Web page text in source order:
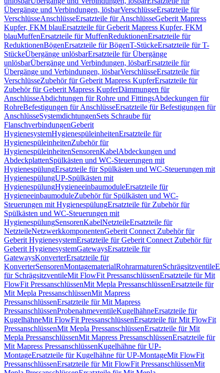
Übergänge und Verbindungen, lösbarVerschlüsseErsatzteile für
VerschlüsseAnschlüsseErsatzteile für AnschlüsseGeberit Mapress
Kupfer, FKM blauErsatzteile für Geberit Mapress Kupfer, FKM
blauMuffenErsatzteile für MuffenReduktionenErsatzteile für
ReduktionenBögenErsatzteile für BögenT-StückeErsatzteile für T-
StückeÜbergänge unlösbarErsatzteile für Übergänge
unlösbarÜbergänge und Verbindungen, lösbarErsatzteile für
Übergänge und Verbindungen, lösbarVerschlüsseErsatzteile für
VerschlüsseZubehör für Geberit Mapress KupferErsatzteile für
Zubehör für Geberit Mapress KupferDämmungen für
AnschlüsseAbdichtungen für Rohre und FittingsAbdeckungen für
RohreBefestigungen für AnschlüsseErsatzteile für Befestigungen für
AnschlüsseSystemdichtungenSets Schraube für
FlanschverbindungenGeberit
HygienesystemHygienespüleinheitenErsatzteile für
HygienespüleinheitenZubehör für
HygienespüleinheitenSensorenKabelAbdeckungen und
AbdeckplattenSpülkästen und WC-Steuerungen mit
HygienespülungErsatzteile für Spülkästen und WC-Steuerungen mit
HygienespülungUP-Spülkästen mit
HygienespülungHygieneeinbaumoduleErsatzteile für
HygieneeinbaumoduleZubehör für Spülkästen und WC-
Steuerungen mit HygienespülungErsatzteile für Zubehör für
Spülkästen und WC-Steuerungen mit
HygienespülungSensorenKabelNetzteileErsatzteile für
NetzteileNetzwerkkomponentenGeberit Connect Zubehör für
Geberit HygienesystemErsatzteile für Geberit Connect Zubehör für
Geberit HygienesystemGatewaysErsatzteile für
GatewaysKonverterErsatzteile für
KonverterSensorenMontagematerialRohrarmaturenSchrägsitzventile
für SchrägsitzventileMit FlowFit PressanschlüssenErsatzteile für Mit
FlowFit PressanschlüssenMit Mepla PressanschlüssenErsatzteile für
Mit Mepla PressanschlüssenMit Mapress
PressanschlüssenErsatzteile für Mit Mapress
PressanschlüssenProbenahmeventileKugelhähneErsatzteile für
KugelhähneMit FlowFit PressanschlüssenErsatzteile für Mit FlowFit
PressanschlüssenMit Mepla PressanschlüssenErsatzteile für Mit
Mepla PressanschlüssenMit Mapress PressanschlüssenErsatzteile für
Mit Mapress PressanschlüssenKugelhähne für UP-
MontageErsatzteile für Kugelhähne für UP-MontageMit FlowFit
PressanschlüssenErsatzteile für Mit FlowFit PressanschlüssenMit